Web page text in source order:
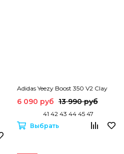
Adidas Yeezy Boost 350 V2 Clay
6 090 руб 13 990 руб
41 42 43 44 45 47
Выбрать